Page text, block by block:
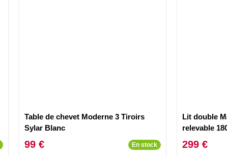
Table de chevet Moderne 3 Tiroirs
Sylar Blanc
99 € En stock
Lit double
relevable
299 €